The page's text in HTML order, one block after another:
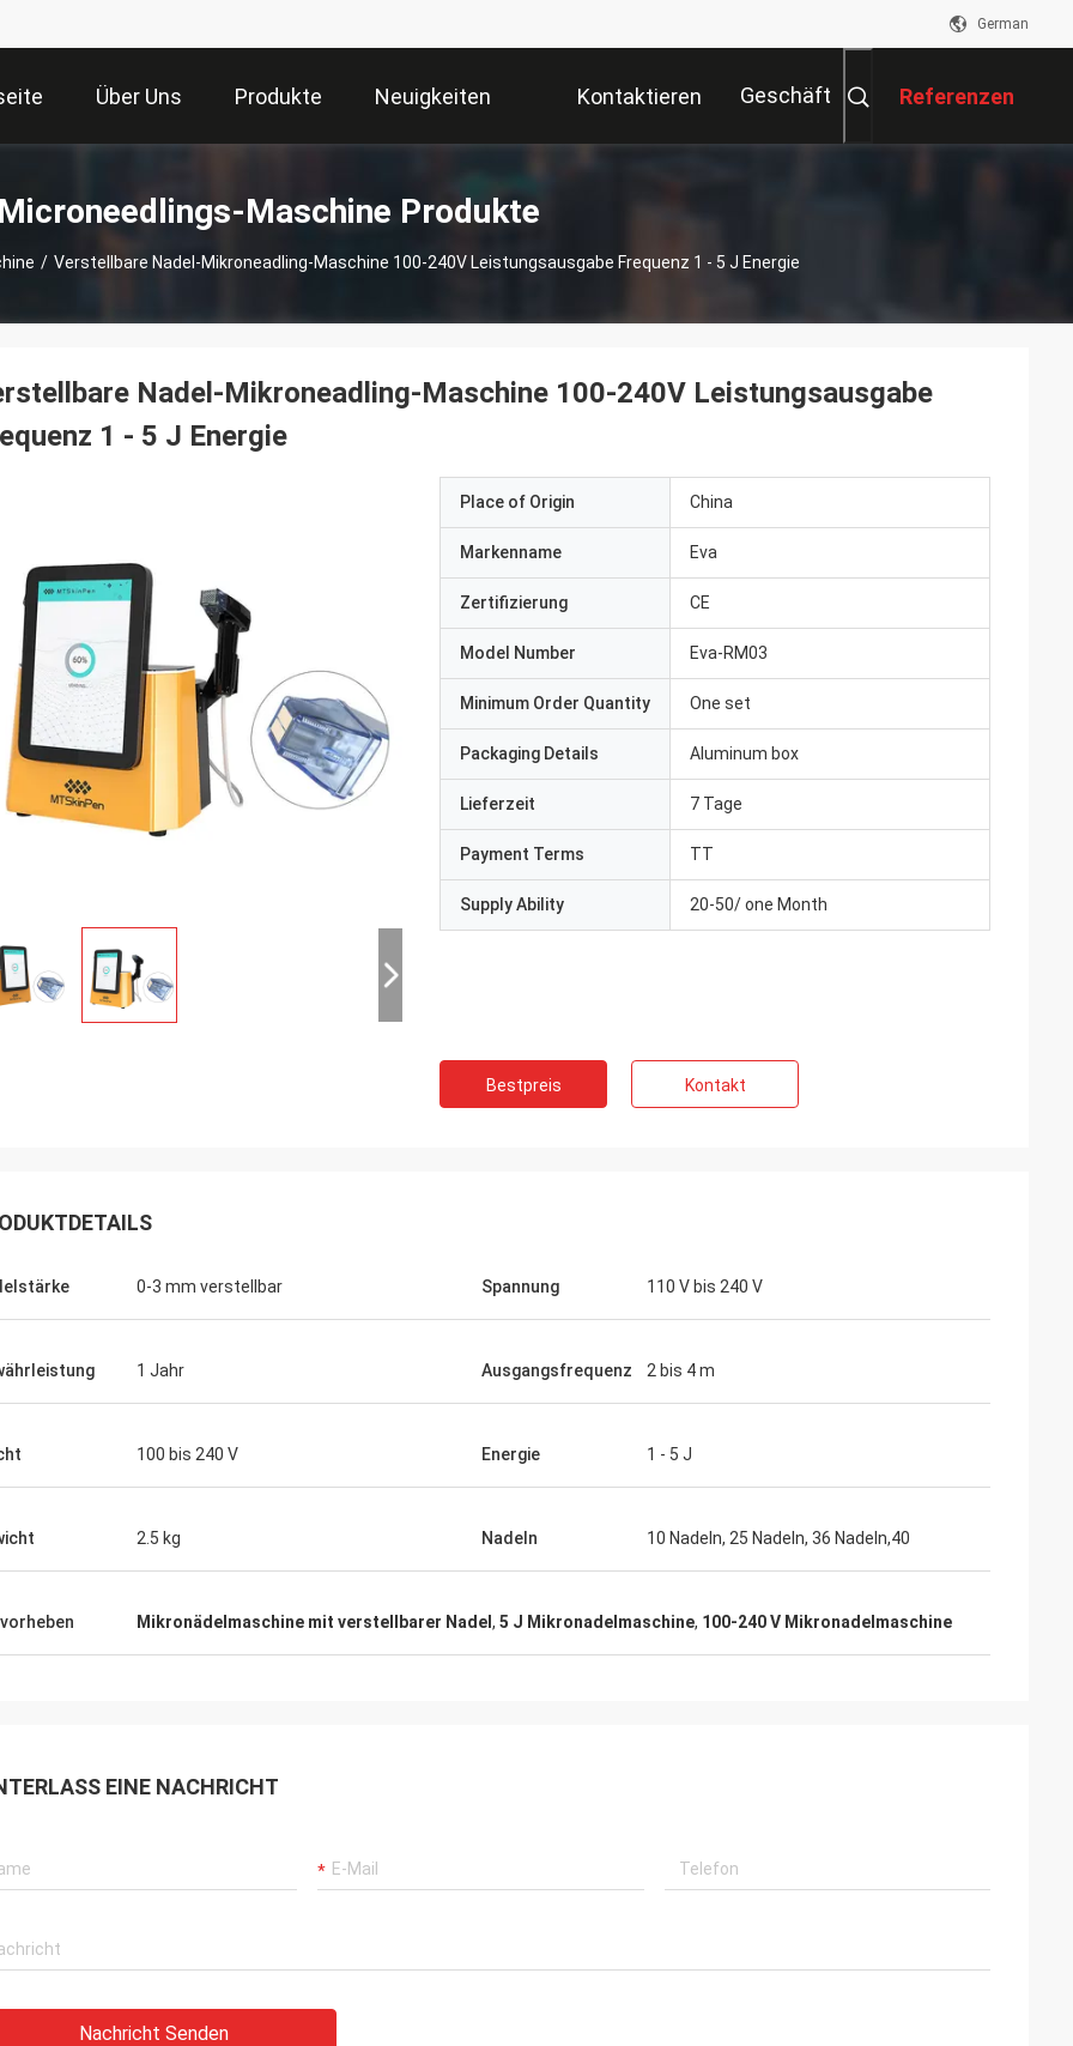
German
Über Uns Produkte Neuigkeiten Kontaktieren Geschäft Referenzen
Maschine Produkte
/ Verstellbare Nadel-Mikroneadling-Maschine 100-240V Leistungsausgabe Frequenz 1 - 5 J Energie
Nadel-Mikroneadling-Maschine 100-240V Leistungsausgabe
1 - 5 J Energie
Place of Origin China
Markenname Eva
Zertifizierung CE
Model Number Eva-RM03
Minimum Order Quantity One set
Packaging Details Aluminum box
Lieferzeit 7 Tage
Payment Terms TT
Supply Ability 20-50/ one Month
Bestpreis Kontakt
0-3 mm verstellbar Spannung 110 V bis 240 V
1 Jahr Ausgangsfrequenz 2 bis 4 m
100 bis 240 V Energie 1 - 5 J
2.5 kg Nadeln 10 Nadeln, 25 Nadeln, 36 Nadeln,40
Mikronädelmaschine mit verstellbarer Nadel , 5 J Mikronadelmaschine, 100-240 V Mikronadelmaschine
EINE NACHRICHT
Nachricht Senden